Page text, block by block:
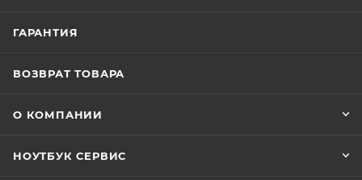
ГАРАНТИЯ
ВОЗВРАТ ТОВАРА
О КОМПАНИИ
НОУТБУК СЕРВИС